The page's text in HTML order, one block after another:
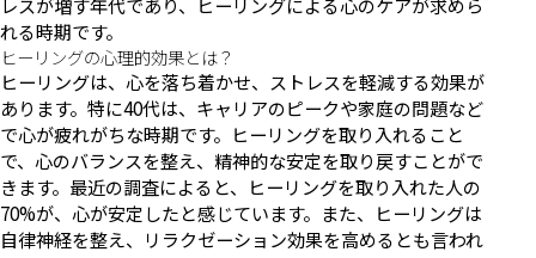
レスが増す年代であり、ヒーリングによる心のケアが求めら
れる時期です。
ヒーリングの心理的効果とは？
ヒーリングは、心を落ち着かせ、ストレスを軽減する効果が
あります。特に40代は、キャリアのピークや家庭の問題など
で心が疲れがちな時期です。ヒーリングを取り入れること
で、心のバランスを整え、精神的な安定を取り戻すことがで
きます。最近の調査によると、ヒーリングを取り入れた人の
70%が、心が安定したと感じています。また、ヒーリングは
自律神経を整え、リラクゼーション効果を高めるとも言われ